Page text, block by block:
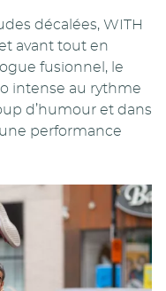
décalées, WITH
avant tout en
fusionnel, le
intense au rythme
d’humour et dans
performance